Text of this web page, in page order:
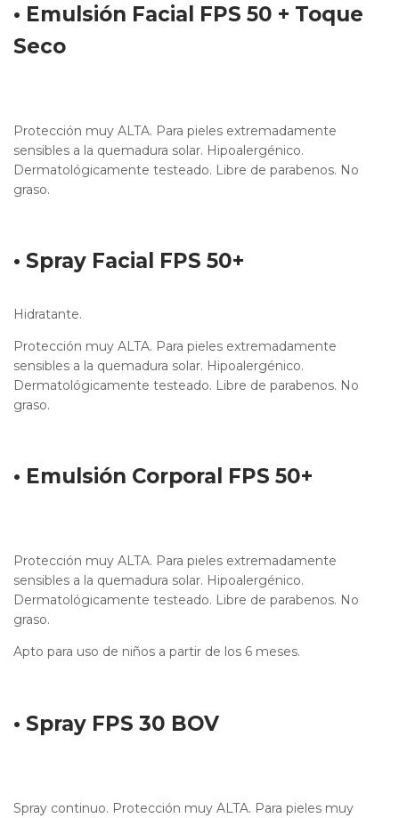
• Emulsión Facial FPS 50 + Toque
Seco
Protección muy ALTA. Para pieles extremadamente
sensibles a la quemadura solar. Hipoalergénico.
Dermatológicamente testeado. Libre de parabenos. No
graso.
• Spray Facial FPS 50+
Hidratante.
Protección muy ALTA. Para pieles extremadamente
sensibles a la quemadura solar. Hipoalergénico.
Dermatológicamente testeado. Libre de parabenos. No
graso.
• Emulsión Corporal FPS 50+
Protección muy ALTA. Para pieles extremadamente
sensibles a la quemadura solar. Hipoalergénico.
Dermatológicamente testeado. Libre de parabenos. No
graso.
Apto para uso de niños a partir de los 6 meses.
• Spray FPS 30 BOV
Spray continuo. Protección muy ALTA. Para pieles muy